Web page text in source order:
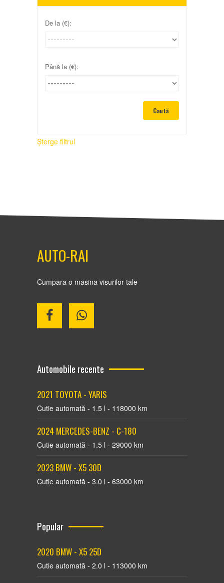
De la (€):
Până la (€):
Șterge filtrul
AUTO-RAI
Cumpara o masina visurilor tale
Automobile recente
2021 TOYOTA - YARIS
Cutie automată - 1.5 l - 118000 km
2024 MERCEDES-BENZ - С-180
Cutie automată - 1.5 l - 29000 km
2023 BMW - X5 30D
Cutie automată - 3.0 l - 63000 km
Popular
2020 BMW - X5 25D
Cutie automată - 2.0 l - 113000 km